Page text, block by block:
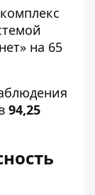
на 65
94,25